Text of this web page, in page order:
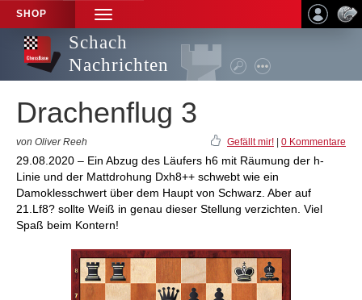
SHOP
TOGGLE
NAVIGATION
Schach
Nachrichten
Drachenflug 3
von Oliver Reeh Gefällt mir! 0 Kommentare
29.08.2020 – Ein Abzug des Läufers h6 mit Räumung der h-
Linie und der Mattdrohung Dxh8++ schwebt wie ein
Damoklesschwert über dem Haupt von Schwarz. Aber auf
21.Lf8? sollte Weiß in genau dieser Stellung verzichten. Viel
Spaß beim Kontern!